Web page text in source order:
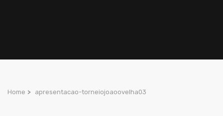
Home > apresentacao-torneiojoaoovelha03